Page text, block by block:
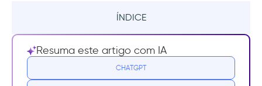
ÍNDICE
Resumo
O que é um guia interativo?
Resuma este artigo com IA
CHATGPT